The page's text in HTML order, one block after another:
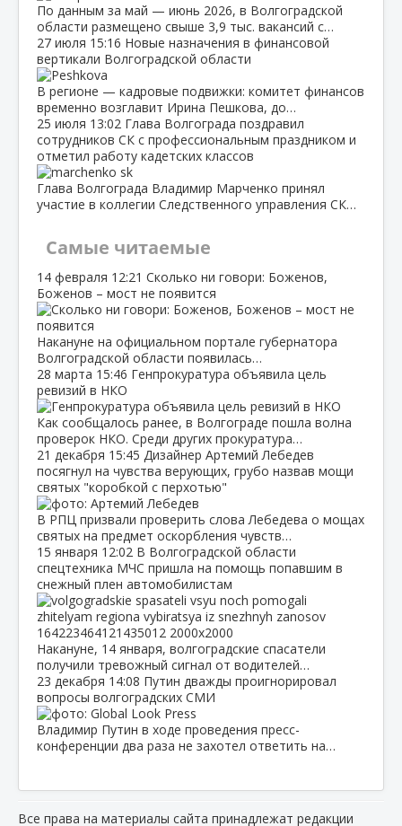
По данным за май — июнь 2026, в Волгоградской
области размещено свыше 3,9 тыс. вакансий с…
27 июля 15:16 Новые назначения в финансовой
вертикали Волгоградской области
В регионе — кадровые подвижки: комитет финансов
временно возглавит Ирина Пешкова, до…
25 июля 13:02 Глава Волгограда поздравил
сотрудников СК с профессиональным праздником и
отметил работу кадетских классов
Глава Волгограда Владимир Марченко принял
участие в коллегии Следственного управления СК…
Самые читаемые
14 февраля 12:21 Сколько ни говори: Боженов,
Боженов – мост не появится
Накануне на официальном портале губернатора
Волгоградской области появилась…
28 марта 15:46 Генпрокуратура объявила цель
ревизий в НКО
Как сообщалось ранее, в Волгограде пошла волна
проверок НКО. Среди других прокуратура…
21 декабря 15:45 Дизайнер Артемий Лебедев
посягнул на чувства верующих, грубо назвав мощи
святых "коробкой с перхотью"
В РПЦ призвали проверить слова Лебедева о мощах
святых на предмет оскорбления чувств…
15 января 12:02 В Волгоградской области
спецтехника МЧС пришла на помощь попавшим в
снежный плен автомобилистам
Накануне, 14 января, волгоградские спасатели
получили тревожный сигнал от водителей…
23 декабря 14:08 Путин дважды проигнорировал
вопросы волгоградских СМИ
Владимир Путин в ходе проведения пресс-
конференции два раза не захотел ответить на…
Все права на материалы сайта принадлежат редакции